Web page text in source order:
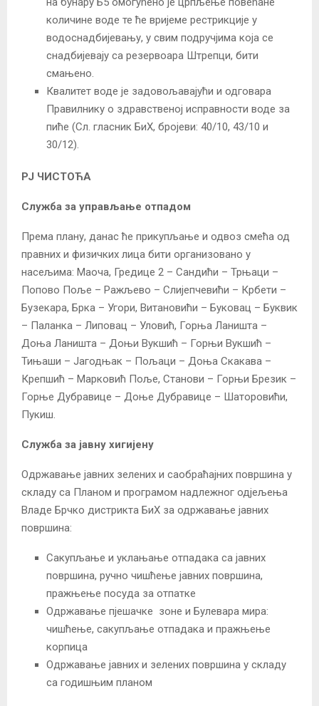
количине воде те ће вријеме рестрикције у
водоснадбијевању, у свим подручјима која се
снадбијевају са резервоара Штрепци, бити
смањено.
Квалитет воде је задовољавајући и одговара
Правилнику о здравственој исправности воде за
пиће (Сл. гласник БиХ, бројеви: 40/10, 43/10 и
30/12).
РЈ ЧИСТОЋА
Служба за управљање отпадом
Према плану, данас ће прикупљање и одвоз смећа од
правних и физичких лица бити организовано у
насељима: Маоча, Гредице 2 – Сандићи – Трњаци –
Попово Поље – Ражљево – Слијепчевићи – Крбети –
Бузекара, Брка – Угори, Витановићи – Буковац – Буквик
– Паланка – Липовац – Уловић, Горња Ланишта –
Доња Ланишта – Доњи Вукшић – Горњи Вукшић –
Тињаши – Јагодњак – Пољаци – Доња Скакава –
Крепшић – Марковић Поље, Станови – Горњи Брезик –
Горње Дубравице – Доње Дубравице – Шаторовићи,
Пукиш.
Служба за јавну хигијену
Одржавање јавних зелених и саобраћајних површина у
складу са Планом и програмом надлежног одјељења
Владе Брчко дистрикта БиХ за одржавање јавних
површина:
Сакупљање и уклањање отпадака са јавних
површина, ручно чишћење јавних површина,
пражњење посуда за отпатке
Одржавање пјешачке зоне и Булевара мира:
чишћење, сакупљање отпадака и пражњење
корпица
Одржавање јавних и зелених површина у складу
са годишњим планом